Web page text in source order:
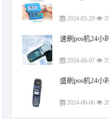
2024-05-29
速刷pos机24小
2024-06-07
盛刷pos机24小
2024-06-06